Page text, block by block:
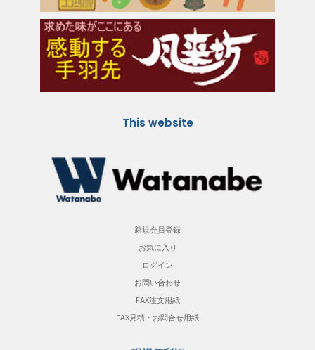
This website
新規会員登録
お気に入り
ログイン
お問い合わせ
FAX注文用紙
FAX見積・お問合せ用紙